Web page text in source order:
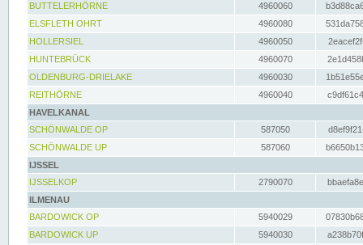
BUTTELERHÖRNE
4960060
ELSFLETH OHRT
4960080
HOLLERSIEL
4960050
HUNTEBRÜCK
4960070
OLDENBURG-DRIELAKE
4960030
REITHÖRNE
4960040
HAVELKANAL
SCHÖNWALDE OP
587050
SCHÖNWALDE UP
587060
IJSSEL
IJSSELKOP
2790070
ILMENAU
BARDOWICK OP
5940029
BARDOWICK UP
5940030